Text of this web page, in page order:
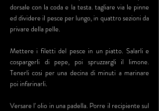
dorsale con la coda e la testa. tagliare via le pinne
ed dividere il pesce per lungo, in quattro sezioni da
privare della pelle.
Mettere i filetti del pesce in un piatto. Salarli e
cospargerli di pepe, poi spruzzargli il limone.
Tenerli cosi per una decina di minuti a marinare
poi infarinarli.
Versare l' olio in una padella. Porre il recipiente sul